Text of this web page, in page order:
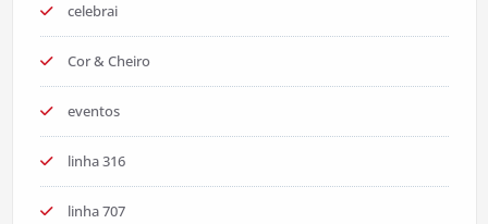
celebrai
Cor & Cheiro
eventos
linha 316
linha 707